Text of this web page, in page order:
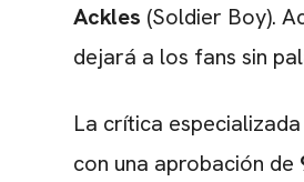
Ackles (Soldier Boy).
dejará a los fans sin
La crítica
con una aprobación de